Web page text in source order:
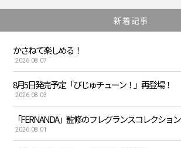
新着記事
かさねて楽しめる！
2026.08.07
8月5日発売予定「びじゅチューン！」再登場！
2026.08.03
「FERNANDA」監修のフレグランスコレクション
2026.08.01